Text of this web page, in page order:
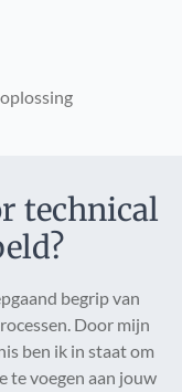
technical
begrip van
Door mijn
ben ik in staat om
te voegen aan jouw